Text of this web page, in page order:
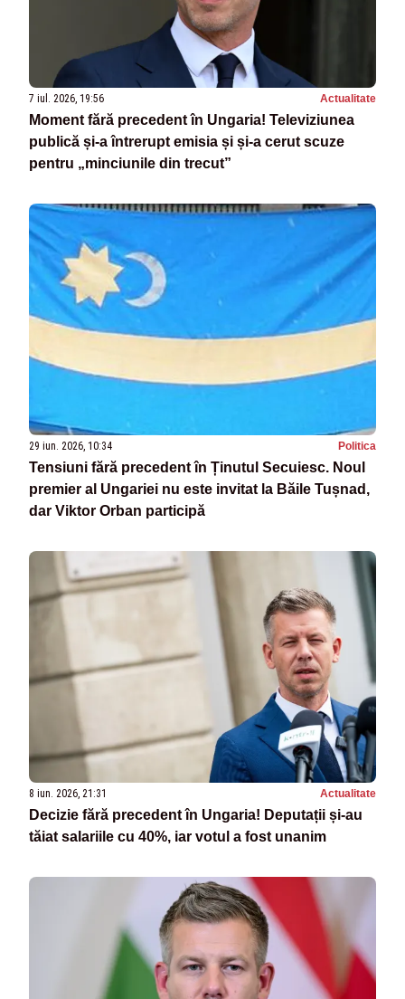
7 iul. 2026, 19:56 Actualitate
Moment fără precedent în Ungaria! Televiziunea
publică și-a întrerupt emisia și și-a cerut scuze
pentru „minciunile din trecut”
29 iun. 2026, 10:34 Politica
Tensiuni fără precedent în Ținutul Secuiesc. Noul
premier al Ungariei nu este invitat la Băile Tușnad,
dar Viktor Orban participă
8 iun. 2026, 21:31 Actualitate
Decizie fără precedent în Ungaria! Deputații și-au
tăiat salariile cu 40%, iar votul a fost unanim